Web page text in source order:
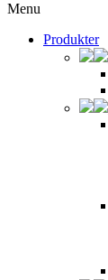
Menu
Produkter